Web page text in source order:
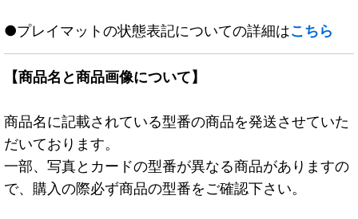
●プレイマットの状態表記についての詳細はこちら
【商品名と商品画像について】
商品名に記載されている型番の商品を発送させていた
だいております。
一部、写真とカードの型番が異なる商品がありますの
で、購入の際必ず商品の型番をご確認下さい。